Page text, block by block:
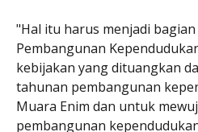
"Hal itu harus menjadi
Pembangunan
kebijakan yang dituangkan
tahunan pembangunan
Muara Enim dan untuk
pembangunan